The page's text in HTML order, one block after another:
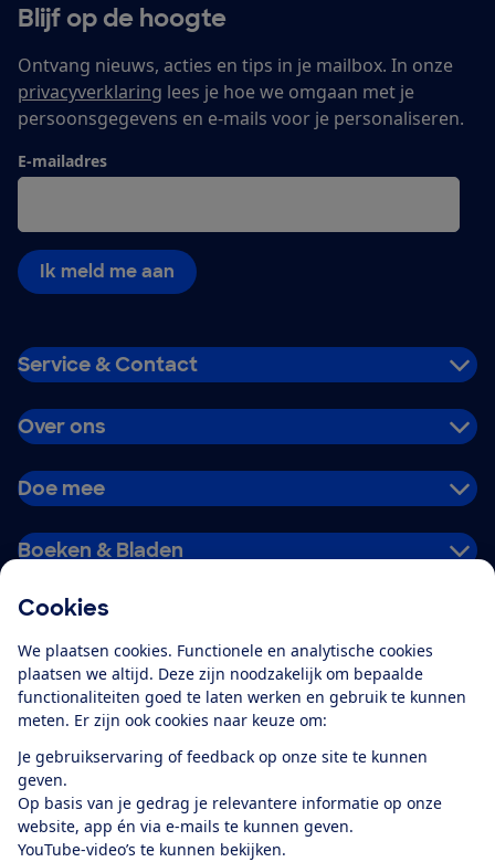
Cookies
We plaatsen cookies. Functionele en analytische cookies
plaatsen we altijd. Deze zijn noodzakelijk om bepaalde
functionaliteiten goed te laten werken en gebruik te kunnen
meten. Er zijn ook cookies naar keuze om:
Je gebruikservaring of feedback op onze site te kunnen
geven.
Op basis van je gedrag je relevantere informatie op onze
website, app én via e-mails te kunnen geven.
YouTube-video’s te kunnen bekijken.
Blijf op de hoogte
Ontvang nieuws, acties en tips in je mailbox. In onze
privacyverklaring lees je hoe we omgaan met je
persoonsgegevens en e-mails voor je personaliseren.
E-mailadres
Ik meld me aan
Service & Contact
Over ons
Doe mee
Boeken & Bladen
Alles over de
app
Algemene Voorwaarden
Privacyverklaring
Cookiebeleid
Privacyvoorkeuren